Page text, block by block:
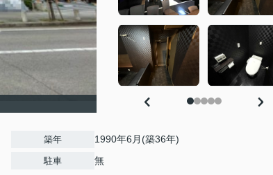
築年 1990年6月(築36年)
駐車 無